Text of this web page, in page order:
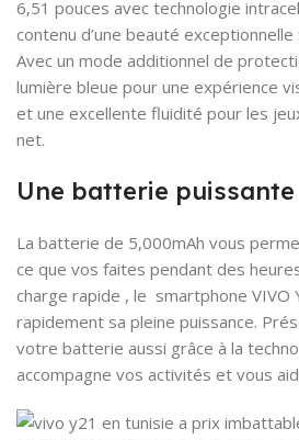
6,51 pouces avec technologie
contenu d’une beauté
Avec un mode additionnel de
lumière bleue pour une expérience
et une excellente fluidité pour les
net.
Une batterie puissante
La batterie de 5,000mAh vous
ce que vos faites pendant des
charge rapide , le smartphone VIVO
rapidement sa pleine puissance.
votre batterie aussi grâce à la
accompagne vos activités et vous